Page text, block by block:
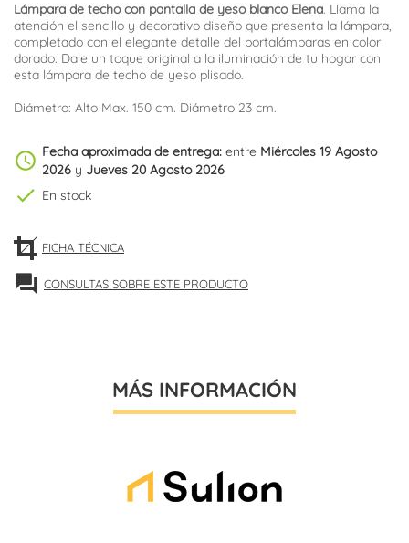
Lámpara de techo con pantalla de yeso blanco Elena. Llama la
atención el sencillo y decorativo diseño que presenta la lámpara,
completado con el elegante detalle del portalámparas en color
dorado. Dale un toque original a la iluminación de tu hogar con
esta lámpara de techo de yeso plisado.
Diámetro: Alto Max. 150 cm. Diámetro 23 cm.
schedule Fecha aproximada de entrega: entre Miércoles 19 Agosto
2026 y Jueves 20 Agosto 2026
check En stock
FICHA TÉCNICA
forum CONSULTAS SOBRE ESTE PRODUCTO
MÁS INFORMACIÓN